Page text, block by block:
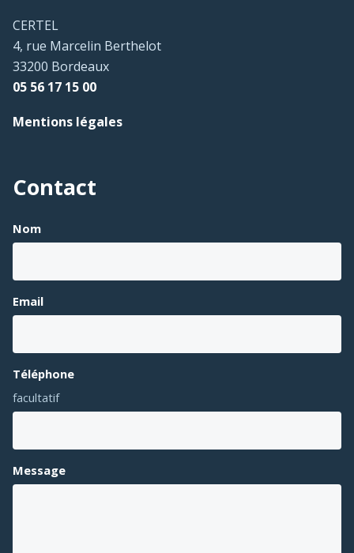
CERTEL
4, rue Marcelin Berthelot
33200 Bordeaux
05 56 17 15 00
Mentions légales
Contact
Nom
Email
Téléphone
facultatif
Message